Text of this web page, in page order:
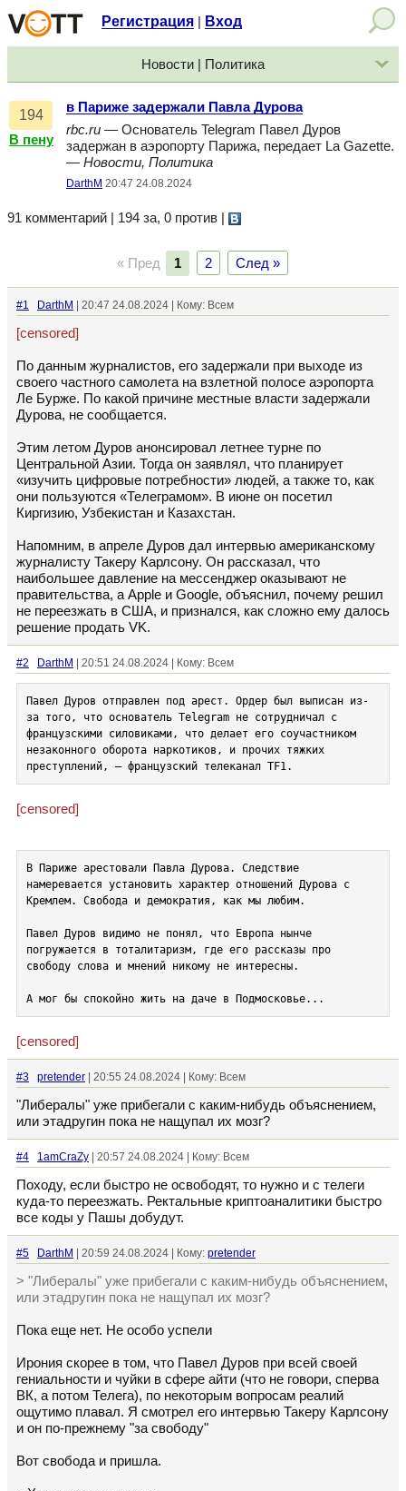
Регистрация Вход
Новости | Политика
194
В пену
в Париже задержали Павла Дурова
rbc.ru — Основатель Telegram Павел Дуров
задержан в аэропорту Парижа, передает La Gazette.
— Новости, Политика
DarthM 20:47 24.08.2024
91 комментарий | 194 за, 0 против
« Пред 1 2 След »
#1 DarthM | 20:47 24.08.2024 | Кому: Всем
[censored]
По данным журналистов, его задержали при выходе из
своего частного самолета на взлетной полосе аэропорта
Ле Бурже. По какой причине местные власти задержали
Дурова, не сообщается.
Этим летом Дуров анонсировал летнее турне по
Центральной Азии. Тогда он заявлял, что планирует
«изучить цифровые потребности» людей, а также то, как
они пользуются «Телеграмом». В июне он посетил
Киргизию, Узбекистан и Казахстан.
Напомним, в апреле Дуров дал интервью американскому
журналисту Такеру Карлсону. Он рассказал, что
наибольшее давление на мессенджер оказывают не
правительства, а Apple и Google, объяснил, почему решил
не переезжать в США, и признался, как сложно ему далось
решение продать VK.
#2 DarthM | 20:51 24.08.2024 | Кому: Всем
Павел Дуров отправлен под арест. Ордер был выписан из-
за того, что основатель Telegram не сотрудничал с
французскими силовиками, что делает его соучастником
незаконного оборота наркотиков, и прочих тяжких
преступлений, — французский телеканал TF1.
[censored]
В Париже арестовали Павла Дурова. Следствие
намеревается установить характер отношений Дурова с
Кремлем. Свобода и демократия, как мы любим.
Павел Дуров видимо не понял, что Европа нынче
погружается в тоталитаризм, где его рассказы про
свободу слова и мнений никому не интересны.
А мог бы спокойно жить на даче в Подмосковье...
[censored]
#3 pretender | 20:55 24.08.2024 | Кому: Всем
"Либералы" уже прибегали с каким-нибудь объяснением,
или этадругин пока не нащупал их мозг?
#4 1amCraZy | 20:57 24.08.2024 | Кому: Всем
Походу, если быстро не освободят, то нужно и с телеги
куда-то переезжать. Ректальные криптоаналитики быстро
все коды у Пашы добудут.
#5 DarthM | 20:59 24.08.2024 | Кому: pretender
> "Либералы" уже прибегали с каким-нибудь объяснением,
или этадругин пока не нащупал их мозг?
Пока еще нет. Не особо успели
Ирония скорее в том, что Павел Дуров при всей своей
гениальности и чуйки в сфере айти (что не говори, сперва
ВК, а потом Телега), по некоторым вопросам реалий
ощутимо плавал. Я смотрел его интервью Такеру Карлсону
и он по-прежнему "за свободу"
Вот свобода и пришла.